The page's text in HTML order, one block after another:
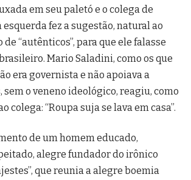
em seu paletó e o colega de
esquerda fez a sugestão, natural ao
“autênticos”, para que ele falasse
Mario Saladini, como os que
era governista e não apoiava a
sem o veneno ideológico, reagiu, como
colega: “Roupa suja se lava em casa”.
de um homem educado,
alegre fundador do irônico
que reunia a alegre boemia